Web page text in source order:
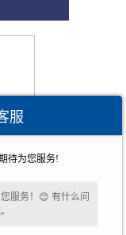
服
待为您服务!
服务！😊 有什么问